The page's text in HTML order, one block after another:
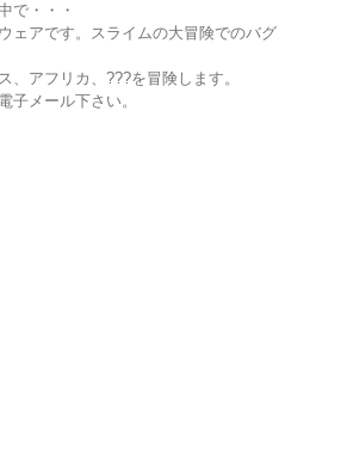
で・・・
ェアです。スライムの大冒険でのバグ
、アフリカ、???を冒険します。
子メール下さい。